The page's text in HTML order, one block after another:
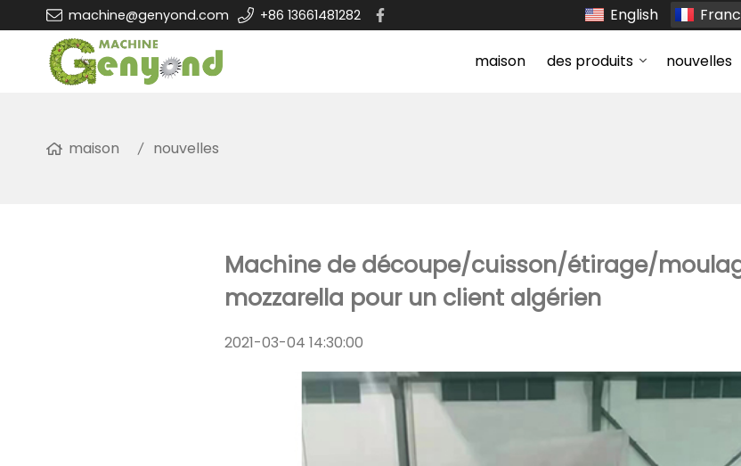
machine@genyond.com +86 13661481282 English
maison des produits nouvelles
maison nouvelles
Machine de découpe/cuisson/étirage/
mozzarella pour un client algérien
2021-03-04 14:30:00